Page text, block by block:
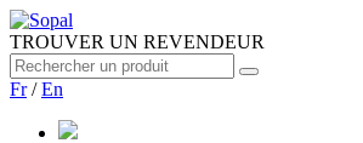
TROUVER UN REVENDEUR
Fr/En